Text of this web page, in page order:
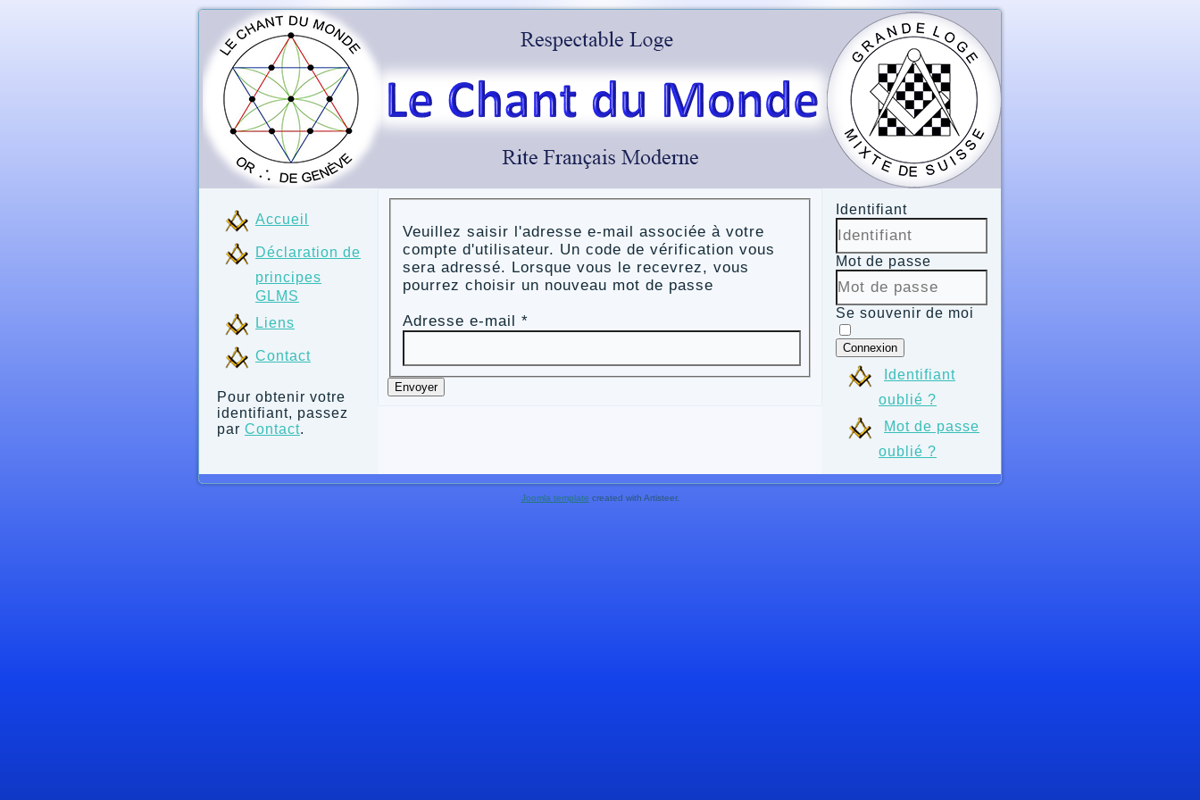
Accueil
Déclaration de
principes
GLMS
Liens
Contact
Pour obtenir votre
identifiant, passez
par Contact.
Veuillez saisir l'adresse e-mail associée à votre
compte d'utilisateur. Un code de vérification vous
sera adressé. Lorsque vous le recevrez, vous
pourrez choisir un nouveau mot de passe
Adresse e-mail *
Envoyer
Identifiant
Mot de passe
Se souvenir de moi
Connexion
Identifiant
oublié ?
Mot de passe
oublié ?
Joomla template created with Artisteer.